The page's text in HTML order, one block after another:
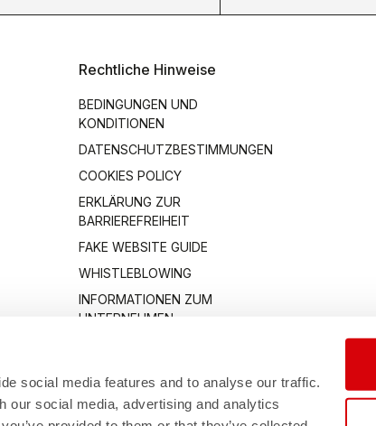
social media features and to analyse our traffic.
our social media, advertising and analytics
Rechtliche Hinweise
BEDINGUNGEN UND
KONDITIONEN
DATENSCHUTZBESTIMMUNGEN
COOKIES POLICY
ERKLÄRUNG ZUR
BARRIEREFREIHEIT
FAKE WEBSITE GUIDE
WHISTLEBLOWING
INFORMATIONEN ZUM
UNTERNEHMEN